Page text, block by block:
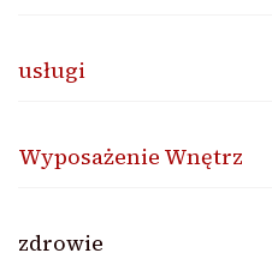
usługi
Wyposażenie Wnętrz
zdrowie